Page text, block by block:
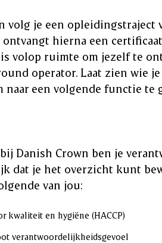
volg je een
ontvangt hierna een
volop ruimte om jezelf te
operator. Laat zien wie
naar een volgende functie te
Danish Crown ben je
dat je het overzicht kunt
van jou:
kwaliteit en hygiëne (HACCP)
verantwoordelijkheidsgevoel